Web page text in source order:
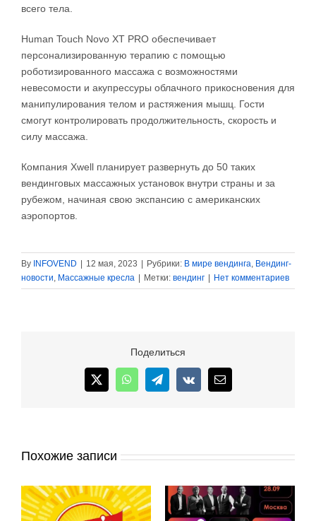
всего тела.
Human Touch Novo XT PRO обеспечивает
персонализированную терапию с помощью
роботизированного массажа с возможностями
невесомости и акупрессуры облачного прикосновения для
манипулирования телом и растяжения мышц. Гости
смогут контролировать продолжительность, скорость и
силу массажа.
Компания Xwell планирует развернуть до 50 таких
вендинговых массажных установок внутри страны и за
рубежом, начиная свою экспансию с американских
аэропортов.
By INFOVEND 12 мая, 2023 Рубрики: В мире вендинга, Вендинг-
новости, Массажные кресла Метки: вендинг Нет комментариев
Поделиться
X WhatsAppTelegram
Vk Email
Похожие записи